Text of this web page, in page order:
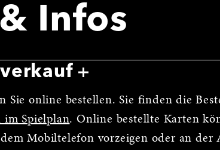
Infos
Sie online bestellen. Sie finden die
im Spielplan. Online bestellte Karten
Mobiltelefon vorzeigen oder an der